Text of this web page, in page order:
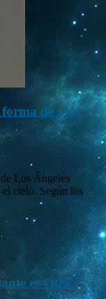
de «V»
de Los Ángeles
el cielo. Según los
es visto